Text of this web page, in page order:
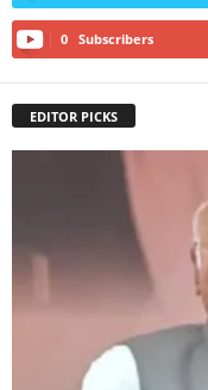
0 Subscribers
EDITOR PICKS